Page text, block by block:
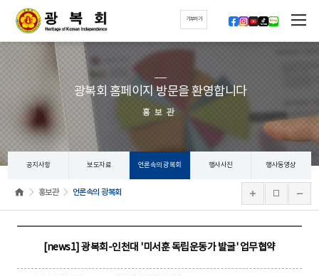
기부하기
광복회 홈페이지 방문을 환영합니다
홍보관
공지사항 보도자료 언론속의 광복회 행사사진 행사동영상
홍보관 언론속의 광복회
[news1] 광복회-인천대 '미서훈 독립운동가 발굴' 업무협약